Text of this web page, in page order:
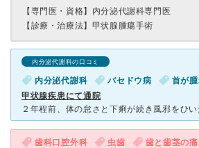
【専門医・資格】 内分泌代謝科専門医
【診療・治療法】 甲状腺腫瘍手術
内分泌代謝科の口コミ
内分泌代謝科 バセドウ病 首が
甲状腺疾患にて通院
歯科口腔外科 虫歯
歯と歯茎の